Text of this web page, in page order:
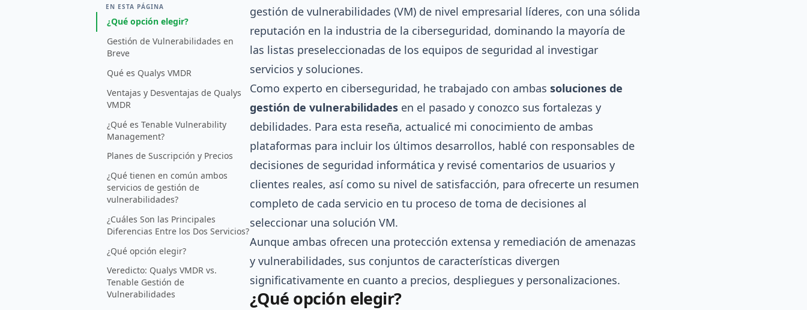
EN ESTA PÁGINA
¿Qué opción elegir?
Gestión de Vulnerabilidades en
Breve
Qué es Qualys VMDR
Ventajas y Desventajas de Qualys
VMDR
¿Qué es Tenable Vulnerability
Management?
Planes de Suscripción y Precios
¿Qué tienen en común ambos
servicios de gestión de
vulnerabilidades?
¿Cuáles Son las Principales
Diferencias Entre los Dos Servicios?
¿Qué opción elegir?
Veredicto: Qualys VMDR vs.
Tenable Gestión de
Vulnerabilidades
gestión de vulnerabilidades (VM) de nivel empresarial líderes, con una sólida
reputación en la industria de la ciberseguridad, dominando la mayoría de
las listas preseleccionadas de los equipos de seguridad al investigar
servicios y soluciones.
Como experto en ciberseguridad, he trabajado con ambas soluciones de
gestión de vulnerabilidades en el pasado y conozco sus fortalezas y
debilidades. Para esta reseña, actualicé mi conocimiento de ambas
plataformas para incluir los últimos desarrollos, hablé con responsables de
decisiones de seguridad informática y revisé comentarios de usuarios y
clientes reales, así como su nivel de satisfacción, para ofrecerte un resumen
completo de cada servicio en tu proceso de toma de decisiones al
seleccionar una solución VM.
Aunque ambas ofrecen una protección extensa y remediación de amenazas
y vulnerabilidades, sus conjuntos de características divergen
significativamente en cuanto a precios, despliegues y personalizaciones.
¿Qué opción elegir?